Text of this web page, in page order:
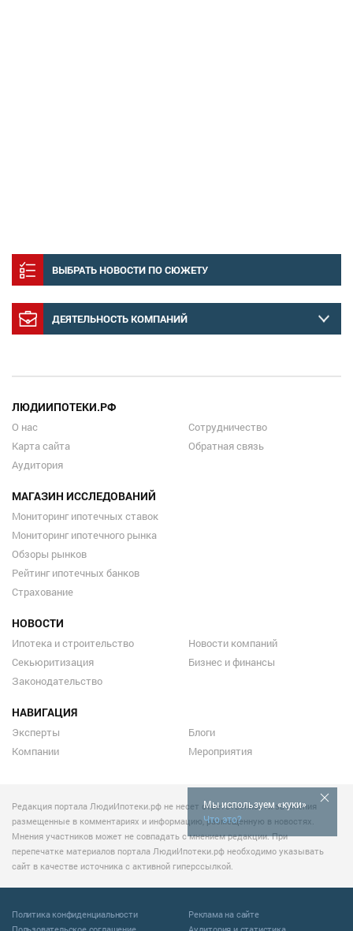
ВЫБРАТЬ НОВОСТИ ПО СЮЖЕТУ
ДЕЯТЕЛЬНОСТЬ КОМПАНИЙ
Мы используем «куки»
Что это?
ЛЮДИИПОТЕКИ.РФ
О нас
Карта сайта
Аудитория
Сотрудничество
Обратная связь
МАГАЗИН ИССЛЕДОВАНИЙ
Мониторинг ипотечных ставок
Мониторинг ипотечного рынка
Обзоры рынков
Рейтинг ипотечных банков
Страхование
НОВОСТИ
Ипотека и строительство
Секьюритизация
Законодательство
Новости компаний
Бизнес и финансы
НАВИГАЦИЯ
Эксперты
Компании
Блоги
Мероприятия
Редакция портала ЛюдиИпотеки.рф не несет ответственности за мнения
размещенные в комментариях и информацию, размещенную в новостях.
Мнения участников может не совпадать с мнением редакции. При
перепечатке материалов портала ЛюдиИпотеки.рф необходимо указывать
сайт в качестве источника с активной гиперссылкой.
Политика конфиденциальности
Реклама на сайте